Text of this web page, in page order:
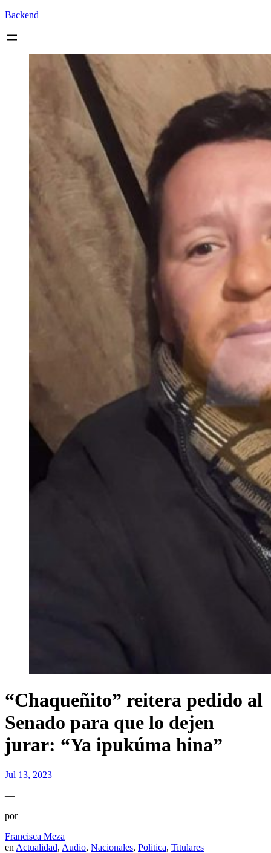
Backend
“Chaqueñito” reitera pedido al
Senado para que lo dejen
jurar: “Ya ipukúma hina”
Jul 13, 2023
—
por
Francisca Meza
en Actualidad, Audio, Nacionales, Politica, Titulares